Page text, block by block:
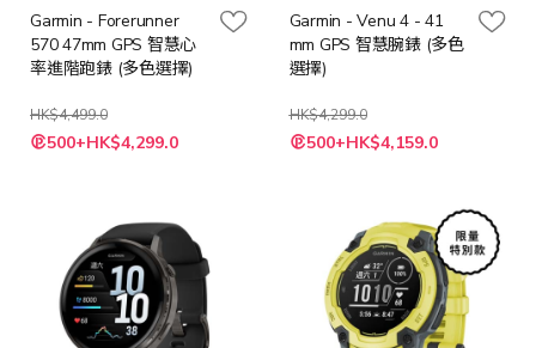
Garmin - Forerunner
570 47mm GPS 智慧心
率進階跑錶 (多色選擇)
HK$4,499.0
500+HK$4,299.0
Garmin - Venu 4 - 41
mm GPS 智慧腕錶 (多色
選擇)
HK$4,299.0
500+HK$4,159.0